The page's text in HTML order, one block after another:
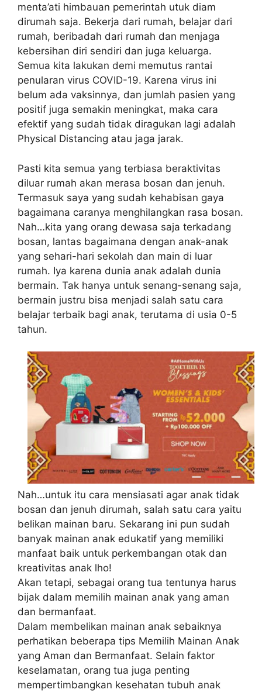
menta’ati himbauan pemerintah utuk diam
dirumah saja. Bekerja dari rumah, belajar dari
rumah, beribadah dari rumah dan menjaga
kebersihan diri sendiri dan juga keluarga.
Semua kita lakukan demi memutus rantai
penularan virus COVID-19. Karena virus ini
belum ada vaksinnya, dan jumlah pasien yang
positif juga semakin meningkat, maka cara
efektif yang sudah tidak diragukan lagi adalah
Physical Distancing atau jaga jarak.
Pasti kita semua yang terbiasa beraktivitas
diluar rumah akan merasa bosan dan jenuh.
Termasuk saya yang sudah kehabisan gaya
bagaimana caranya menghilangkan rasa bosan.
Nah…kita yang orang dewasa saja terkadang
bosan, lantas bagaimana dengan anak-anak
yang sehari-hari sekolah dan main di luar
rumah. Iya karena dunia anak adalah dunia
bermain. Tak hanya untuk senang-senang saja,
bermain justru bisa menjadi salah satu cara
belajar terbaik bagi anak, terutama di usia 0-5
tahun.
Nah…untuk itu cara mensiasati agar anak tidak
bosan dan jenuh dirumah, salah satu cara yaitu
belikan mainan baru. Sekarang ini pun sudah
banyak mainan anak edukatif yang memiliki
manfaat baik untuk perkembangan otak dan
kreativitas anak lho!
Akan tetapi, sebagai orang tua tentunya harus
bijak dalam memilih mainan anak yang aman
dan bermanfaat.
Dalam membelikan mainan anak sebaiknya
perhatikan beberapa tips Memilih Mainan Anak
yang Aman dan Bermanfaat. Selain faktor
keselamatan, orang tua juga penting
mempertimbangkan kesehatan tubuh anak